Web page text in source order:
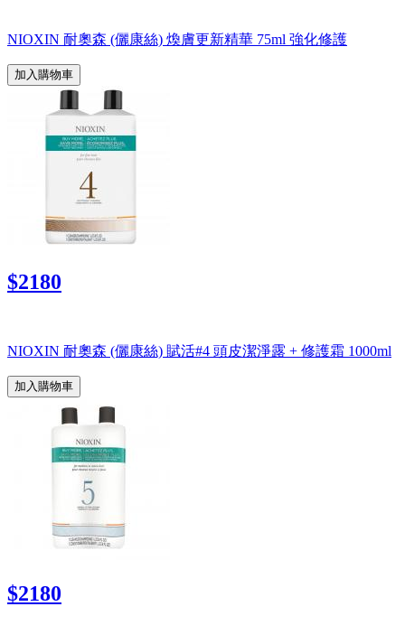
NIOXIN 耐奧森 (儷康絲) 煥膚更新精華 75ml 強化修護
加入購物車
$2180
NIOXIN 耐奧森 (儷康絲) 賦活#4 頭皮潔淨露 + 修護霜 1000ml
加入購物車
$2180